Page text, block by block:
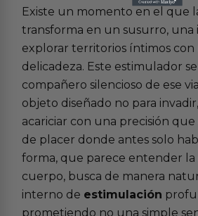
Existe un momento en el que
transforma en un susurro, una
explorar territorios íntimos con
delicadeza. Este estimulador
compañero silencioso de ese
objeto diseñado no para
acariciar con una precisión
de placer donde antes solo
forma, que parece entender la
cuerpo, busca de manera
interno de estimulación
prometiendo no una simple